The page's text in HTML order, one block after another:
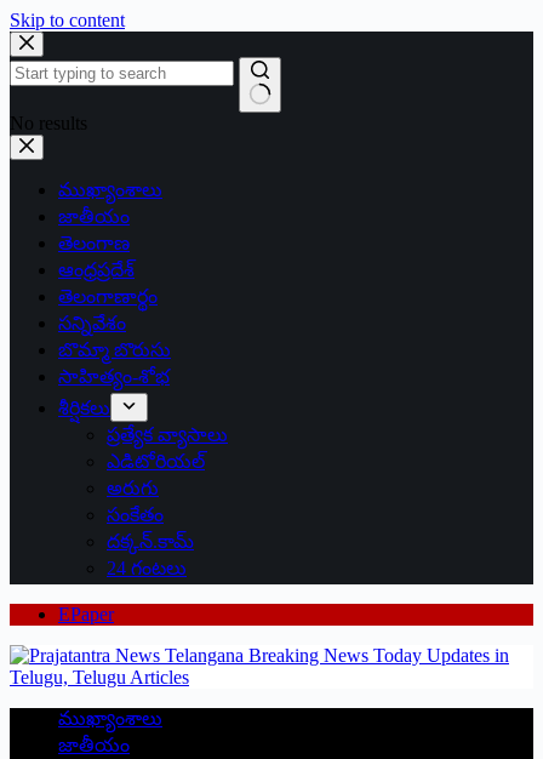
Skip to content
No results
ముఖ్యాంశాలు
జాతీయం
తెలంగాణ
ఆంధ్రప్రదేశ్
తెలంగాణార్థం
సన్నివేశం
బొమ్మా బొరుసు
సాహిత్యం-శోభ
శీర్షికలు
ప్రత్యేక వ్యాసాలు
ఎడిటోరియల్
అరుగు
సంకేతం
దక్కన్.కామ్
24 గంటలు
EPaper
ముఖ్యాంశాలు
జాతీయం